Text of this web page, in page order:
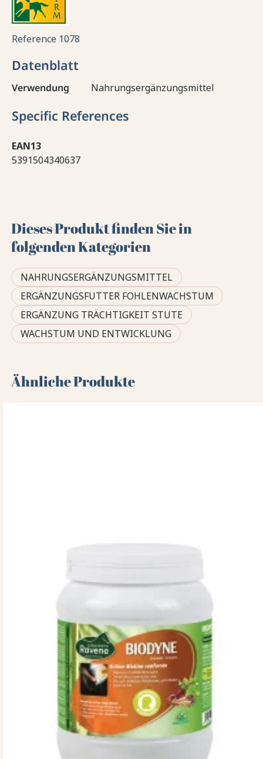
Reference 1078
Datenblatt
Verwendung Nahrungsergänzungsmittel
Specific References
EAN13
5391504340637
Dieses Produkt finden Sie in
folgenden Kategorien
NAHRUNGSERGÄNZUNGSMITTEL
ERGÄNZUNGSFUTTER FOHLENWACHSTUM
ERGÄNZUNG TRÄCHTIGKEIT STUTE
WACHSTUM UND ENTWICKLUNG
Ähnliche Produkte